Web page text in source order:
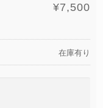
¥7,500
在庫有り